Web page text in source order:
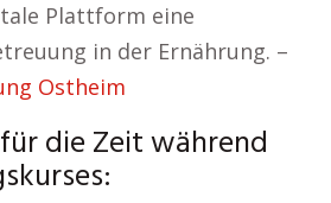
Plattform eine
in der Ernährung. –
Ostheim
die Zeit während